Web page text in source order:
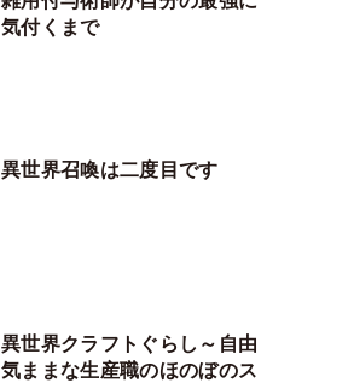
気付くまで
異世界召喚は二度目です
異世界クラフトぐらし～自由
気ままな生産職のほのぼのス